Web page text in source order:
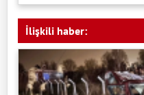
İlişkili haber: